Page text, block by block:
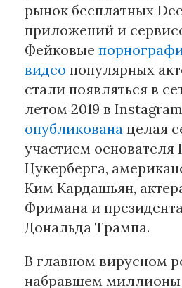
рынок бесплатных
приложений и
Фейковые
видео популярных
стали появляться в
летом 2019 в Instagram
опубликована целая
участием основателя
Цукерберга,
Ким Кардашьян,
Фримана и
Дональда Трампа.
В главном вирусном
набравшем миллионы